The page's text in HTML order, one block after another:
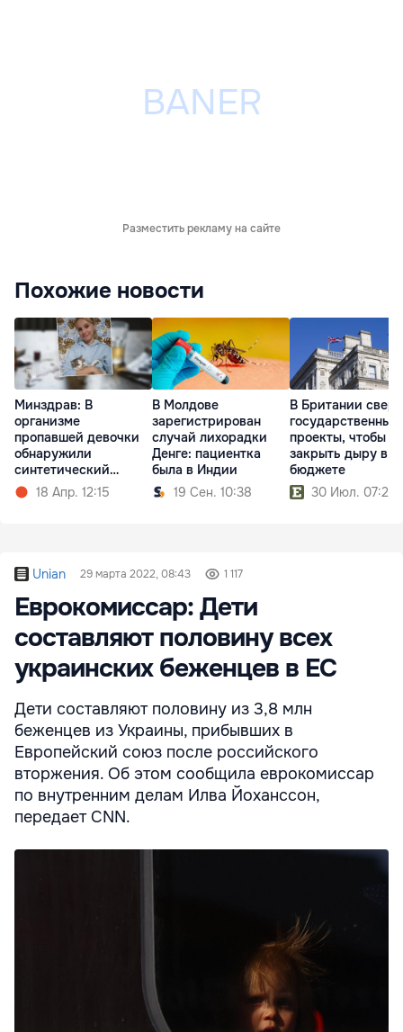
Разместить рекламу на сайте
Похожие новости
Минздрав: В
организме
пропавшей девочки
обнаружили
синтетический
опиоид18 Апр. 12:15
В Молдове
зарегистрирован
случай лихорадки
Денге: пациентка
была в Индии
19 Сен. 10:38
В Британии
государственные
проекты, чтобы
закрыть дыру в
бюджете
30 Июл. 07:20
Unian 29 марта 2022, 08:43 1 117
Еврокомиссар: Дети
составляют половину всех
украинских беженцев в ЕС
Дети составляют половину из 3,8 млн
беженцев из Украины, прибывших в
Европейский союз после российского
вторжения. Об этом сообщила еврокомиссар
по внутренним делам Илва Йоханссон,
передает CNN.